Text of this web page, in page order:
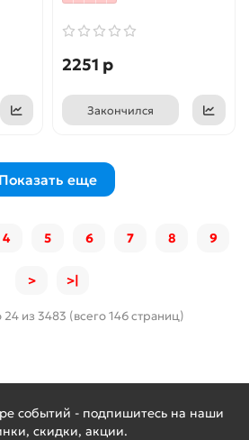
2251 р
Закончился
Показать еще
4 5 6 7 8 9
> >|
24 из 3483 (всего 146 страниц)
событий - подпишитесь на наши
скидки, акции.